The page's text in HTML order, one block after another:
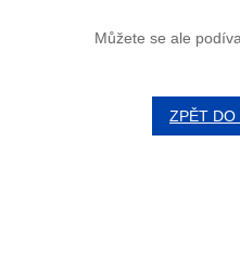
Můžete se ale
ZPĚT DO